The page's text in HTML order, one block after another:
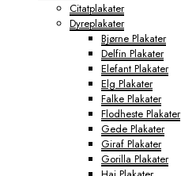
Citatplakater
Dyreplakater
Bjørne Plakater
Delfin Plakater
Elefant Plakater
Elg Plakater
Falke Plakater
Flodheste Plakater
Gede Plakater
Giraf Plakater
Gorilla Plakater